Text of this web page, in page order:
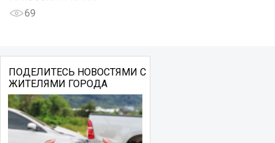
69
ПОДЕЛИТЕСЬ НОВОСТЯМИ С
ЖИТЕЛЯМИ ГОРОДА